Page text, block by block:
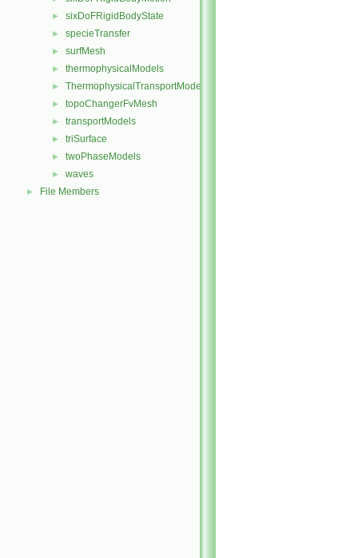
► sixDoFRigidBodyState
► specieTransfer
► surfMesh
► thermophysicalModels
► ThermophysicalTransportModels
► topoChangerFvMesh
► transportModels
► triSurface
► twoPhaseModels
► waves
► File Members